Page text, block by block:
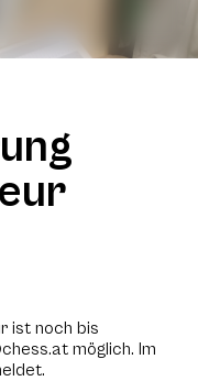
ist noch bis
möglich. Im